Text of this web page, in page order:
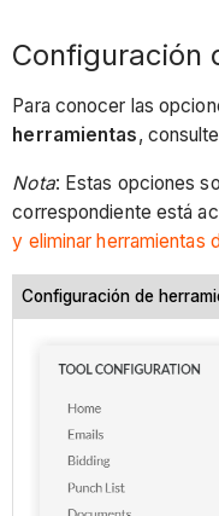
Configuración
Para conocer las
herramientas,
Nota: Estas opciones
correspondiente está
y eliminar herramientas
Configuración de